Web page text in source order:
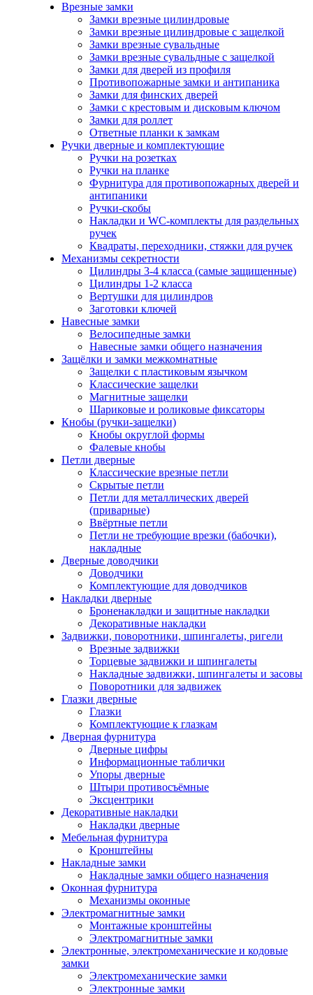
Врезные замки
Замки врезные цилиндровые
Замки врезные цилиндровые с защелкой
Замки врезные сувальдные
Замки врезные сувальдные с защелкой
Замки для дверей из профиля
Противопожарные замки и антипаника
Замки для финских дверей
Замки с крестовым и дисковым ключом
Замки для роллет
Ответные планки к замкам
Ручки дверные и комплектующие
Ручки на розетках
Ручки на планке
Фурнитура для противопожарных дверей и
антипаники
Ручки-скобы
Накладки и WC-комплекты для раздельных
ручек
Квадраты, переходники, стяжки для ручек
Механизмы секретности
Цилиндры 3-4 класса (самые защищенные)
Цилиндры 1-2 класса
Вертушки для цилиндров
Заготовки ключей
Навесные замки
Велосипедные замки
Навесные замки общего назначения
Защёлки и замки межкомнатные
Защелки с пластиковым язычком
Классические защелки
Магнитные защелки
Шариковые и роликовые фиксаторы
Кнобы (ручки-защелки)
Кнобы округлой формы
Фалевые кнобы
Петли дверные
Классические врезные петли
Скрытые петли
Петли для металлических дверей
(приварные)
Ввёртные петли
Петли не требующие врезки (бабочки),
накладные
Дверные доводчики
Доводчики
Комплектующие для доводчиков
Накладки дверные
Броненакладки и защитные накладки
Декоративные накладки
Задвижки, поворотники, шпингалеты, ригели
Врезные задвижки
Торцевые задвижки и шпингалеты
Накладные задвижки, шпингалеты и засовы
Поворотники для задвижек
Глазки дверные
Глазки
Комплектующие к глазкам
Дверная фурнитура
Дверные цифры
Информационные таблички
Упоры дверные
Штыри противосъёмные
Эксцентрики
Декоративные накладки
Накладки дверные
Мебельная фурнитура
Кронштейны
Накладные замки
Накладные замки общего назначения
Оконная фурнитура
Механизмы оконные
Электромагнитные замки
Монтажные кронштейны
Электромагнитные замки
Электронные, электромеханические и кодовые
замки
Электромеханические замки
Электронные замки